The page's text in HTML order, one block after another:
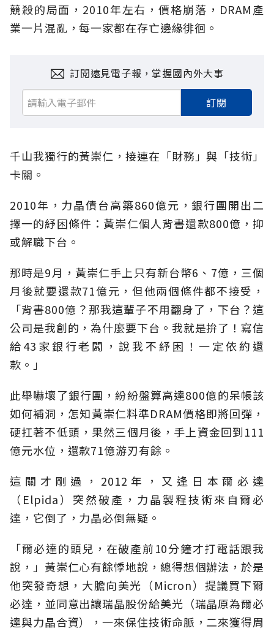
競殺的局面，2010年左右，價格崩落，DRAM產
業一片混亂，每一家都在存亡邊緣徘徊。
訂閱遠見電子報，掌握國內外大事
訂閱
千山我獨行的黃崇仁，接連在「財務」與「技術」
卡關。
2010年，力晶債台高築860億元，銀行團開出二
擇一的紓困條件：黃崇仁個人背書還款800億，抑
或解職下台。
那時是9月，黃崇仁手上只有新台幣6、7億，三個
月後就要還款71億元，但他兩個條件都不接受，
「背書800億？那我這輩子不用翻身了，下台？這
公司是我創的，為什麼要下台。我就是拚了！寫信
給43家銀行老闆，說我不紓困！一定依約還
款。」
此舉嚇壞了銀行團，紛紛盤算高達800億的呆帳該
如何補洞，怎知黃崇仁料準DRAM價格即將回彈，
硬扛著不低頭，果然三個月後，手上資金回到111
億元水位，還款71億游刃有餘。
這關才剛過，2012年，又逢日本爾必達
（Elpida）突然破產，力晶製程技術來自爾必
達，它倒了，力晶必倒無疑。
「爾必達的頭兒，在破產前10分鐘才打電話跟我
說，」黃崇仁心有餘悸地說，總得想個辦法，於是
他突發奇想，大膽向美光（Micron）提議買下爾
必達，並同意出讓瑞晶股份給美光（瑞晶原為爾必
達與力晶合資），一來保住技術命脈，二來獲得周